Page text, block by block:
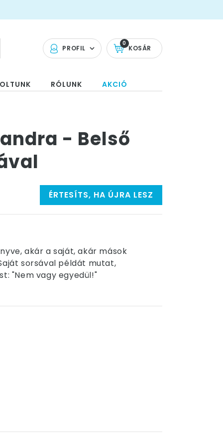
PROFIL KOSÁR
0
RÓLUNK AKCIÓ
- Belső
ÉRTESÍTS, HA ÚJRA LESZ
akár a saját, akár mások
Saját sorsával példát mutat,
"Nem vagy egyedül!"